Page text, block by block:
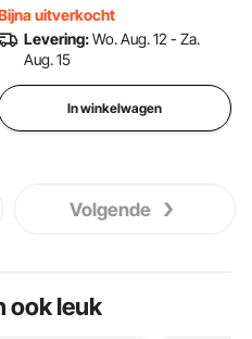
Melktheewinkels
uitverkocht
Levering:Wo. Aug. 12 - Za.
Aug. 15
In winkelwagen
Volgende
ook leuk